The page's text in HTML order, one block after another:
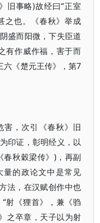
旧事略)故经曰“正室
之也。《春秋》举成
盛而阳微，下失臣道
有作威作福，害于而
六《楚元王传》，第7
害，次引《春秋》旧
印证，彰明经义，以
春秋穀梁传》)，再副
的政论文中是常见
法，在汉赋创作中也
射《狸首》，兼《驺
之卒章，天子以为射